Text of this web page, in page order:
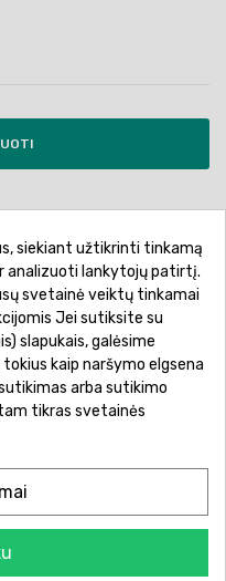
Privatumo politika
Prekių pristatymas
Atsiskaitymo būdai
siekiant užtikrinti tinkamą
analizuoti lankytojų patirtį.
svetainė veiktų tinkamai
Jei sutiksite su
slapukais, galėsime
kaip naršymo elgsena
arba sutikimo
tikras svetainės